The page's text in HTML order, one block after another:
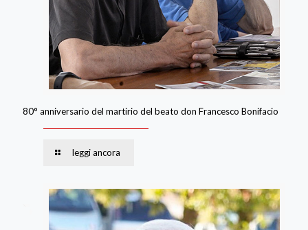
80° anniversario del martirio del beato don Francesco Bonifacio
leggi ancora